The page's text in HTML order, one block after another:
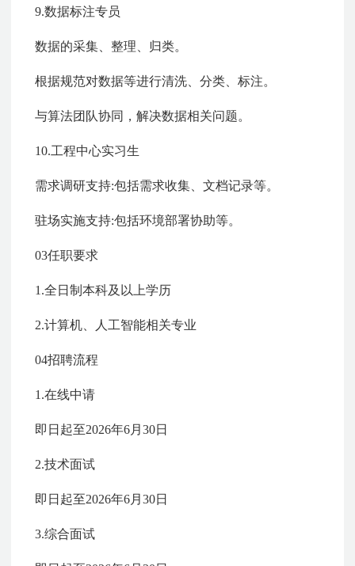
9.数据标注专员
数据的采集、整理、归类。
根据规范对数据等进行清洗、分类、标注。
与算法团队协同，解决数据相关问题。
10.工程中心实习生
需求调研支持:包括需求收集、文档记录等。
驻场实施支持:包括环境部署协助等。
03任职要求
1.全日制本科及以上学历
2.计算机、人工智能相关专业
04招聘流程
1.在线中请
即日起至2026年6月30日
2.技术面试
即日起至2026年6月30日
3.综合面试